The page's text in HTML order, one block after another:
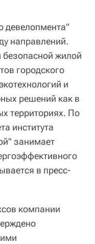
девелопмента"
направлений.
безопасной жилой
городского
и
решений как в
территориях. По
института
занимает
в пресс-
компании